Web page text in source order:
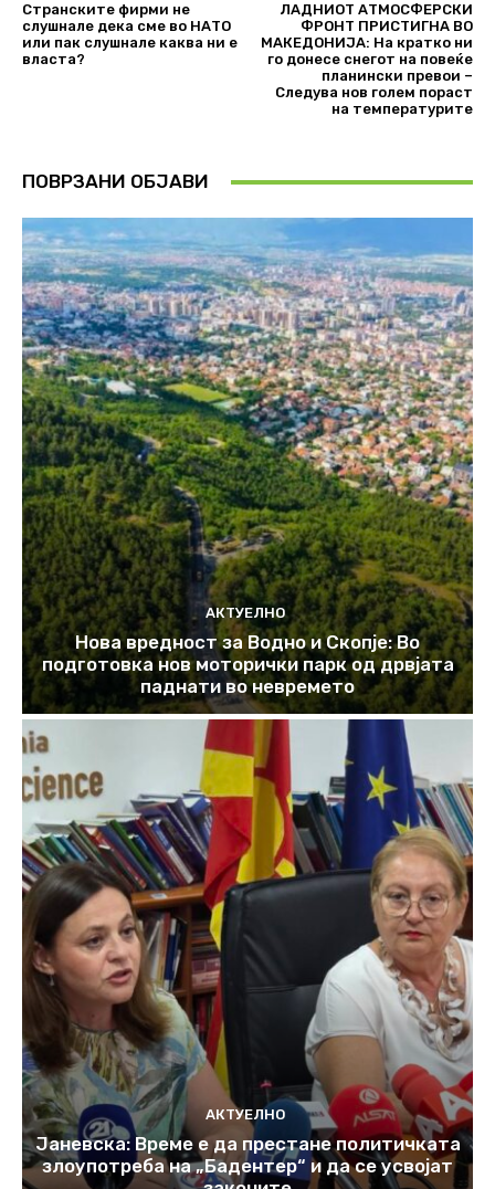
Странските фирми не
слушнале дека сме во НАТО
или пак слушнале каква ни е
власта?
ЛАДНИОТ АТМОСФЕРСКИ
ФРОНТ ПРИСТИГНА ВО
МАКЕДОНИЈА: На кратко ни
го донесе снегот на повеќе
планински превои –
Следува нов голем пораст
на температурите
ПОВРЗАНИ ОБЈАВИ
АКТУЕЛНО
Нова вредност за Водно и Скопје: Во
подготовка нов моторички парк од дрвјата
паднати во невремето
АКТУЕЛНО
Јаневска: Време е да престане политичката
злоупотреба на „Бадентер“ и да се усвојат